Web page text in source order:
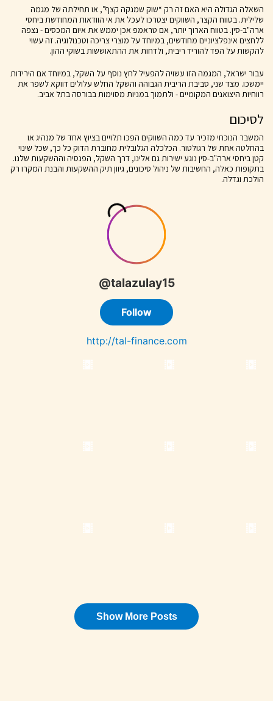
השאלה הגדולה היא האם זה רק “שוק שמנקה קצף”, או תחילתה של מגמה
שלילית. בטווח הקצר, השווקים יצטרכו לעכל את אי הוודאות המחודשת ביחסי
ארה"ב-סין. בטווח הארוך יותר, אם טראמפ אכן יממש את איום המכסים - נצפה
ללחצים אינפלציוניים מחודשים, במיוחד על מוצרי צריכה וטכנולוגיה. זה עשוי
להקשות על הפד להוריד ריבית, ולדחות את ההתאוששות בשוקי ההון.
עבור ישראל, המגמה הזו עשויה להפעיל לחץ נוסף על השקל, במיוחד אם הירידות
יימשכו. מצד שני, סביבת הריבית הגבוהה והשקל החלש עלולים דווקא לשפר את
רווחיות היצואנים המקומיים - ולתמוך במניות מסוימות בבורסה בתל אביב.
לסיכום
המשבר הנוכחי מזכיר עד כמה השווקים הפכו תלויים בציוץ אחד של מנהיג או
בהחלטה אחת של רגולטור. הכלכלה הגלובלית מחוברת הדוק כל כך, שכל שינוי
קטן ביחסי ארה"ב-סין נוגע ישירות גם אלינו, דרך השקל, הפנסיה וההשקעות שלנו.
בתקופות כאלה, החשיבות של ניהול סיכונים, גיוון תיק ההשקעות והבנת המקרו רק
הולכת וגדלה.